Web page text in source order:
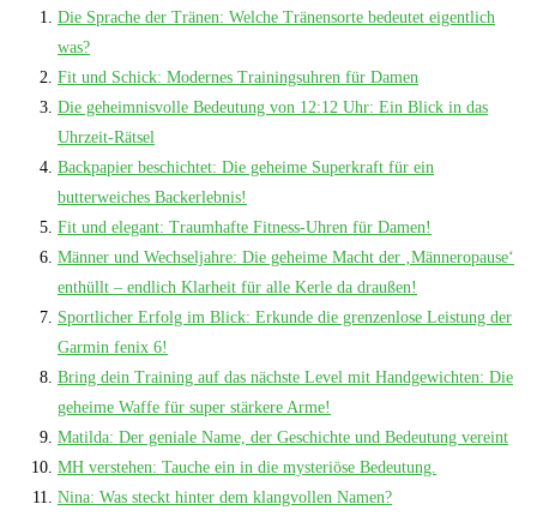
Die Sprache der Tränen: Welche Tränensorte bedeutet eigentlich
was?
Fit und Schick: Modernes Trainingsuhren für Damen
Die geheimnisvolle Bedeutung von 12:12 Uhr: Ein Blick in das
Uhrzeit-Rätsel
Backpapier beschichtet: Die geheime Superkraft für ein
butterweiches Backerlebnis!
Fit und elegant: Traumhafte Fitness-Uhren für Damen!
Männer und Wechseljahre: Die geheime Macht der ‚Männeropause‘
enthüllt – endlich Klarheit für alle Kerle da draußen!
Sportlicher Erfolg im Blick: Erkunde die grenzenlose Leistung der
Garmin fenix 6!
Bring dein Training auf das nächste Level mit Handgewichten: Die
geheime Waffe für super stärkere Arme!
Matilda: Der geniale Name, der Geschichte und Bedeutung vereint
MH verstehen: Tauche ein in die mysteriöse Bedeutung.
Nina: Was steckt hinter dem klangvollen Namen?